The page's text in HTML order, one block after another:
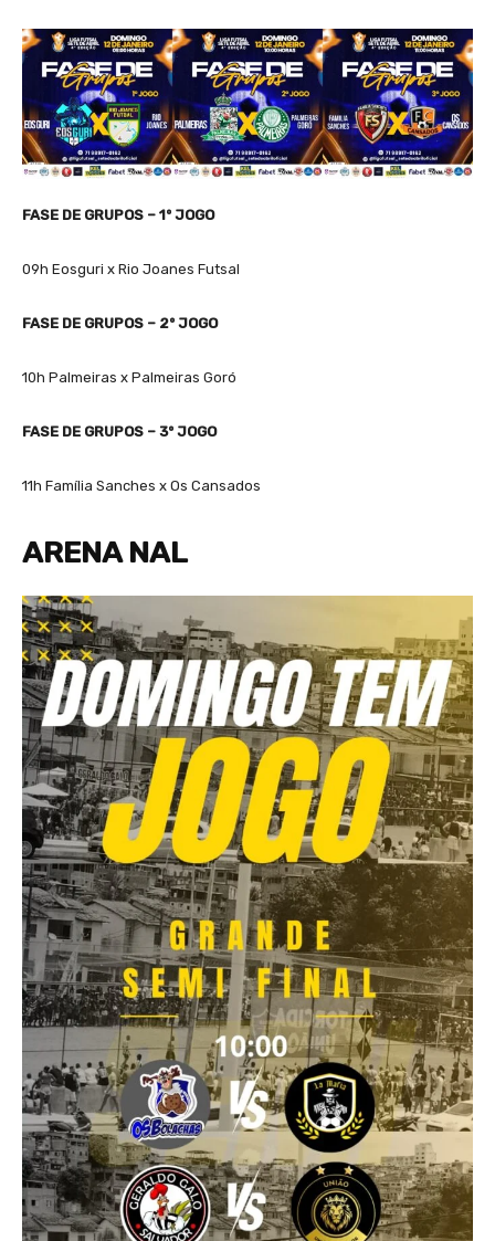
FASE DE GRUPOS – 1º JOGO
09h Eosguri x Rio Joanes Futsal
FASE DE GRUPOS – 2º JOGO
10h Palmeiras x Palmeiras Goró
FASE DE GRUPOS – 3º JOGO
11h Família Sanches x Os Cansados
ARENA NAL